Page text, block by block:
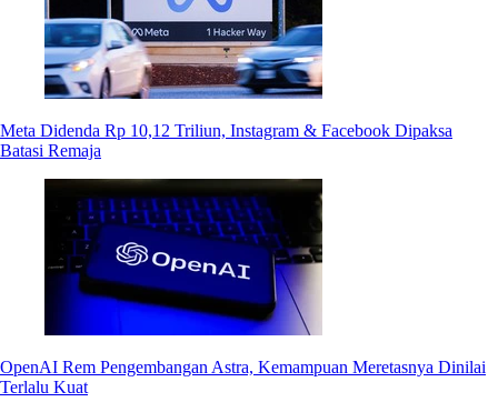
Meta Didenda Rp 10,12 Triliun, Instagram & Facebook Dipaksa
Batasi Remaja
OpenAI Rem Pengembangan Astra, Kemampuan Meretasnya Dinilai
Terlalu Kuat